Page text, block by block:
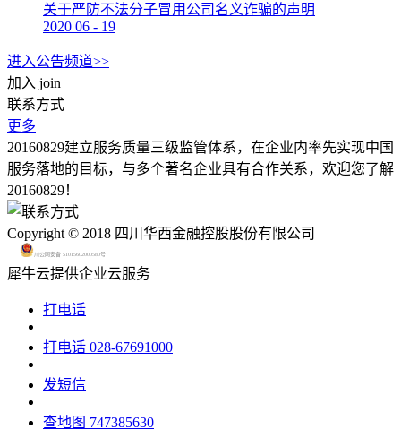
关于严防不法分子冒用公司名义诈骗的声明
2020 06 - 19
进入公告频道>>
加入 join
联系方式
更多
20160829建立服务质量三级监管体系，在企业内率先实现中国
服务落地的目标，与多个著名企业具有合作关系，欢迎您了解
20160829！
Copyright © 2018 四川华西金融控股股份有限公司
川公网安备 51015602000580号
犀牛云提供企业云服务
打电话
打电话 028-67691000
发短信
查地图 747385630